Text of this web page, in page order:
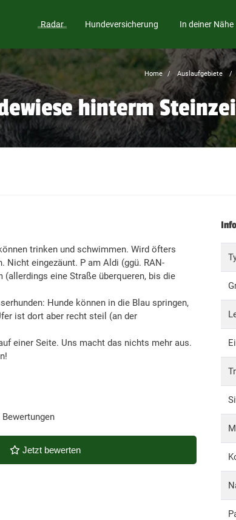
Radar Hundeversicherung In deiner Nähe
Home Auslaufgebiete
hinterm
trinken und schwimmen. Wird öfters
Nicht eingezäunt. P am Aldi (ggü. RAN-
(allerdings eine Straße überqueren, bis die
Hunde können in die Blau springen,
ist dort aber recht steil (an der
einer Seite. Uns macht das nichts mehr aus.
Jetzt bewerten
Info